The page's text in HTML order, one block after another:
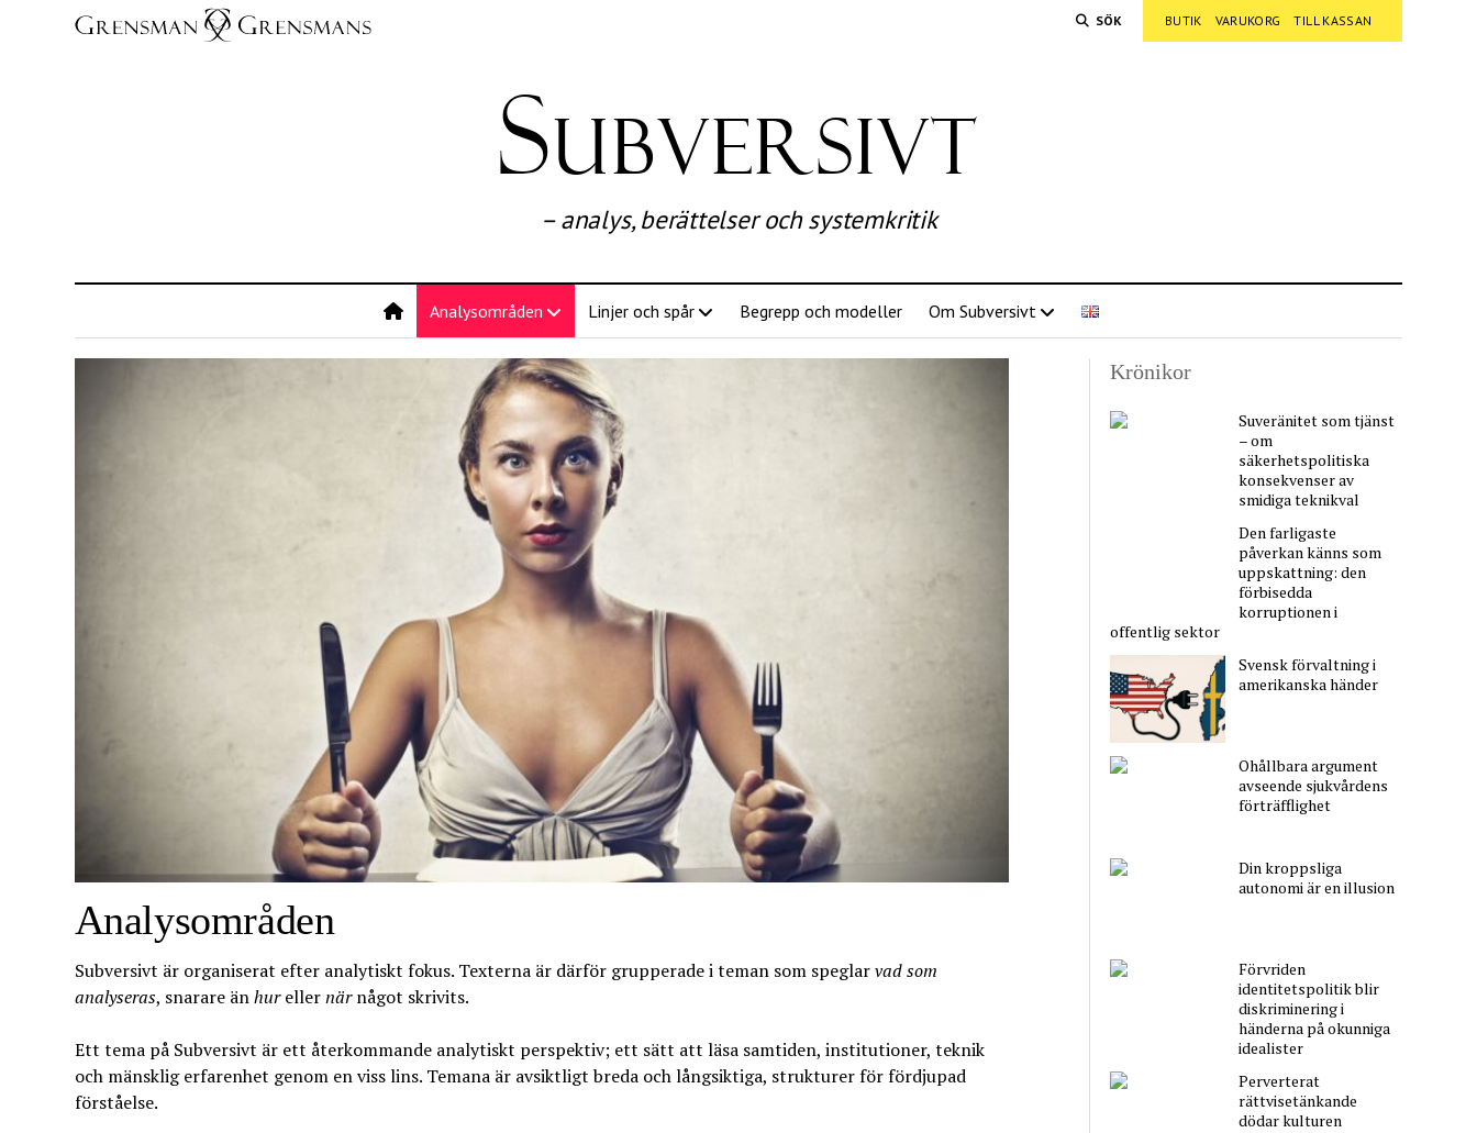
BUTIK VARUKORG TILL KASSAN
SÖK
Subversivt
– analys, berättelser och systemkritik
Analysområden Linjer och spår Begrepp och modeller Om Subversivt
Analysområden
Subversivt är organiserat efter analytiskt fokus. Texterna är därför grupperade i teman som speglarvad som
analyseras, snarare änhurellernärnågot skrivits.
Ett tema på Subversivt är ett återkommande analytiskt perspektiv; ett sätt att läsa samtiden, institutioner, teknik
och mänsklig erfarenhet genom en viss lins. Temana är avsiktligt breda och långsiktiga, strukturer för fördjupad
förståelse.
Krönikor
Suveränitet som tjänst
– om
säkerhetspolitiska
konsekvenser av
smidiga teknikval
Den farligaste
påverkan känns som
uppskattning: den
förbisedda
korruptionen i
offentlig sektor
Svensk förvaltning i
amerikanska händer
Ohållbara argument
avseende sjukvårdens
förträfflighet
Din kroppsliga
autonomi är en illusion
Förvriden
identitetspolitik blir
diskriminering i
händerna på okunniga
idealister
Perverterat
rättvisetänkande
dödar kulturen